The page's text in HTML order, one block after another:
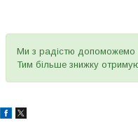
Ми з радістю допоможемо
Тим більше знижку